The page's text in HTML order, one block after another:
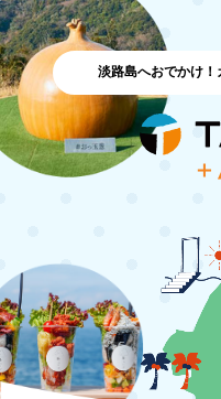
淡路島へおでかけ！